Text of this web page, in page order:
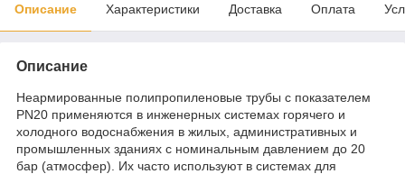
Описание Характеристики Доставка Оплата
Описание
Неармированные полипропиленовые трубы с показателем
PN20 применяются в инженерных системах горячего и
холодного водоснабжения в жилых, административных и
промышленных зданиях с номинальным давлением до 20
бар (атмосфер). Их часто используют в системах для